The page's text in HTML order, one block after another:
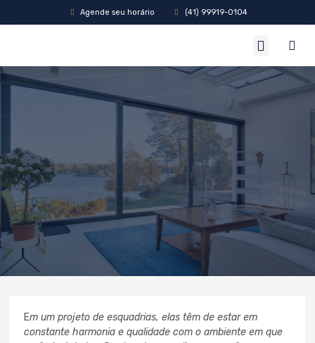
Agende seu horário (41) 99919-0104
Em um projeto de esquadrias, elas têm de estar em
constante harmonia e qualidade com o ambiente em que